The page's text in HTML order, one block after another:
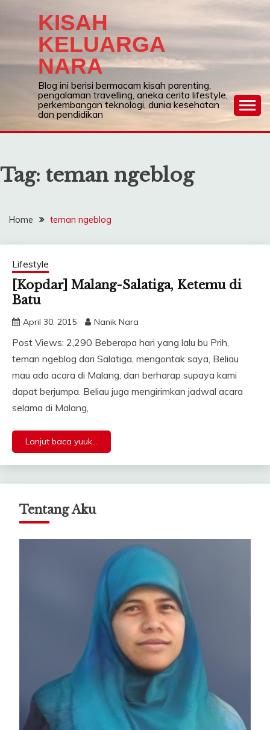
KISAH
KELUARGA
NARA
Blog ini berisi bermacam kisah parenting,
pengalaman travelling, aneka cerita lifestyle,
perkembangan teknologi, dunia kesehatan
dan pendidikan
Tag: teman ngeblog
Home teman ngeblog
Lifestyle
[Kopdar] Malang-Salatiga, Ketemu di
Batu
April 30, 2015 Nanik Nara
Post Views: 2,290 Beberapa hari yang lalu bu Prih,
teman ngeblog dari Salatiga, mengontak saya, Beliau
mau ada acara di Malang, dan berharap supaya kami
dapat berjumpa. Beliau juga mengirimkan jadwal acara
selama di Malang,
Lanjut baca yuuk...
Tentang Aku